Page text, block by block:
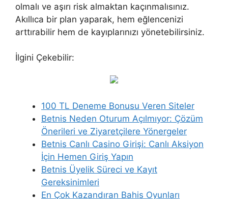
olmalı ve aşırı risk almaktan kaçınmalısınız.
Akıllıca bir plan yaparak, hem eğlencenizi
arttırabilir hem de kayıplarınızı yönetebilirsiniz.
İlgini Çekebilir:
100 TL Deneme Bonusu Veren Siteler
Betnis Neden Oturum Açılmıyor: Çözüm
Önerileri ve Ziyaretçilere Yönergeler
Betnis Canlı Casino Girişi: Canlı Aksiyon
İçin Hemen Giriş Yapın
Betnis Üyelik Süreci ve Kayıt
Gereksinimleri
En Çok Kazandıran Bahis Oyunları